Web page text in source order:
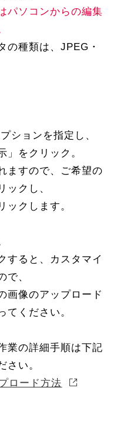
パソコンからの編集
の種類は、JPEG・
ションを指定し、
」をクリック。
ますので、ご希望の
ックし、
ックします。
すると、カスタマイ
で、
画像のアップロード
てください。
業の詳細手順は下記
さい。
ロード方法